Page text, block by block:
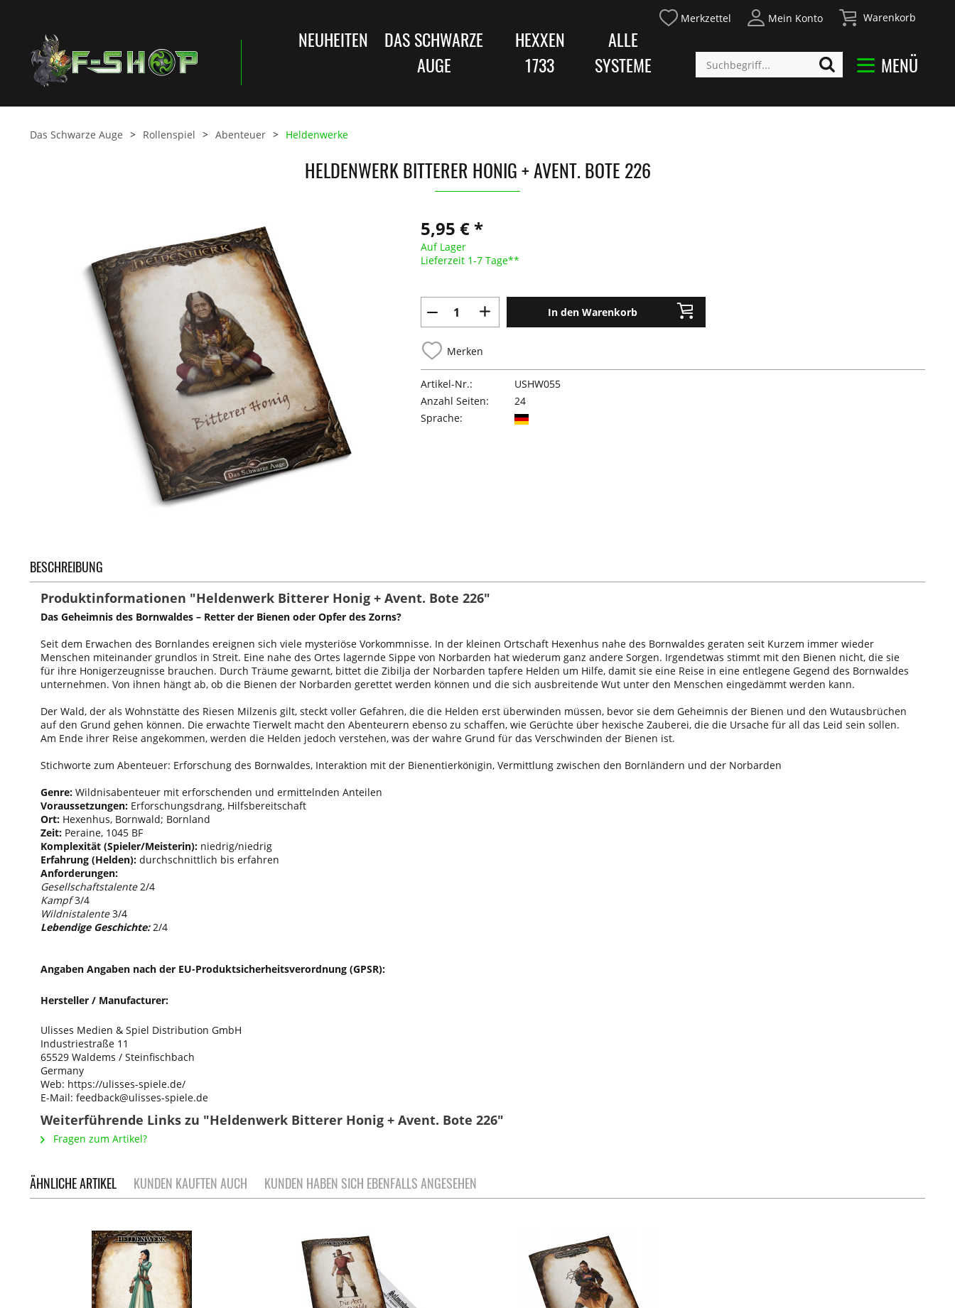
Merkzettel Mein Konto Warenkorb
MENÜ
NEUHEITEN
DAS SCHWARZE
AUGE
HEXXEN
1733
ALLE
SYSTEME
Das Schwarze Auge Rollenspiel Abenteuer Heldenwerke
HELDENWERK BITTERER HONIG + AVENT. BOTE 226
5,95 € *
Auf Lager
Lieferzeit 1-7 Tage**
In den Warenkorb
Merken
Artikel-Nr.:
USHW055
Anzahl Seiten:
24
Sprache:
BESCHREIBUNG
Produktinformationen "Heldenwerk Bitterer Honig + Avent. Bote 226"
Das Geheimnis des Bornwaldes – Retter der Bienen oder Opfer des Zorns?
Seit dem Erwachen des Bornlandes ereignen sich viele mysteriöse Vorkommnisse. In der kleinen Ortschaft Hexenhus nahe des Bornwaldes geraten seit Kurzem immer wieder
Menschen miteinander grundlos in Streit. Eine nahe des Ortes lagernde Sippe von Norbarden hat wiederum ganz andere Sorgen. Irgendetwas stimmt mit den Bienen nicht, die sie
für ihre Honigerzeugnisse brauchen. Durch Träume gewarnt, bittet die Zibilja der Norbarden tapfere Helden um Hilfe, damit sie eine Reise in eine entlegene Gegend des Bornwaldes
unternehmen. Von ihnen hängt ab, ob die Bienen der Norbarden gerettet werden können und die sich ausbreitende Wut unter den Menschen eingedämmt werden kann.
Der Wald, der als Wohnstätte des Riesen Milzenis gilt, steckt voller Gefahren, die die Helden erst überwinden müssen, bevor sie dem Geheimnis der Bienen und den Wutausbrüchen
auf den Grund gehen können. Die erwachte Tierwelt macht den Abenteurern ebenso zu schaffen, wie Gerüchte über hexische Zauberei, die die Ursache für all das Leid sein sollen.
Am Ende ihrer Reise angekommen, werden die Helden jedoch verstehen, was der wahre Grund für das Verschwinden der Bienen ist.
Stichworte zum Abenteuer: Erforschung des Bornwaldes, Interaktion mit der Bienentierkönigin, Vermittlung zwischen den Bornländern und der Norbarden
Genre: Wildnisabenteuer mit erforschenden und ermittelnden Anteilen
Voraussetzungen: Erforschungsdrang, Hilfsbereitschaft
Ort: Hexenhus, Bornwald; Bornland
Zeit: Peraine, 1045 BF
Komplexität (Spieler/Meisterin): niedrig/niedrig
Erfahrung (Helden): durchschnittlich bis erfahren
Anforderungen:
Gesellschaftstalente2/4
Kampf3/4
Wildnistalente3/4
Lebendige Geschichte: 2/4
Angaben Angaben nach der EU-Produktsicherheitsverordnung (GPSR):
Hersteller / Manufacturer:
Ulisses Medien & Spiel Distribution GmbH
Industriestraße 11
65529 Waldems / Steinfischbach
Germany
Web: https://ulisses-spiele.de/
E-Mail: feedback@ulisses-spiele.de
Weiterführende Links zu "Heldenwerk Bitterer Honig + Avent. Bote 226"
Fragen zum Artikel?
ÄHNLICHE ARTIKEL KUNDEN KAUFTEN AUCH KUNDEN HABEN SICH EBENFALLS ANGESEHEN